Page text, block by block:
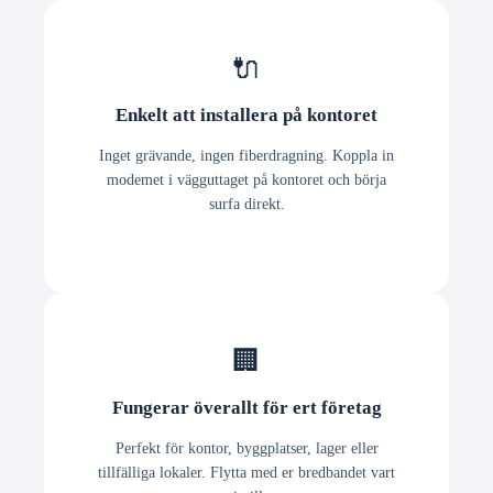
🔌
Enkelt att installera på kontoret
Inget grävande, ingen fiberdragning. Koppla in
modemet i vägguttaget på kontoret och börja
surfa direkt.
🏢
Fungerar överallt för ert företag
Perfekt för kontor, byggplatser, lager eller
tillfälliga lokaler. Flytta med er bredbandet vart